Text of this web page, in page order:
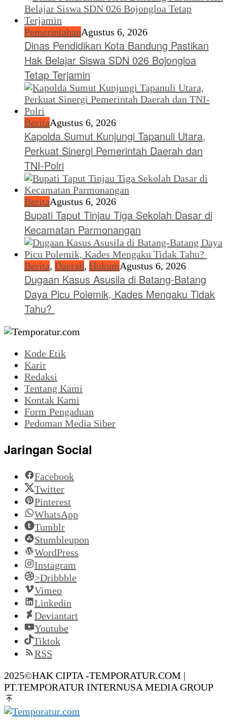
PemerintahanAgustus 6, 2026
Dinas Pendidikan Kota Bandung Pastikan
Hak Belajar Siswa SDN 026 Bojongloa
Tetap Terjamin
BeritaAgustus 6, 2026
Kapolda Sumut Kunjungi Tapanuli Utara,
Perkuat Sinergi Pemerintah Daerah dan
TNI-Polri
BeritaAgustus 6, 2026
Bupati Taput Tinjau Tiga Sekolah Dasar di
Kecamatan Parmonangan
Berita, Daerah, HukumAgustus 6, 2026
Dugaan Kasus Asusila di Batang-Batang
Daya Picu Polemik, Kades Mengaku Tidak
Tahu?
Kode Etik
Karir
Redaksi
Tentang Kami
Kontak Kami
Form Pengaduan
Pedoman Media Siber
Jaringan Social
Facebook
Twitter
Pinterest
WhatsApp
Tumblr
Stumbleupon
WordPress
Instagram
>Dribbble
Vimeo
Linkedin
Deviantart
Youtube
Tiktok
RSS
2025©HAK CIPTA -TEMPORATUR.COM |
PT.TEMPORATUR INTERNUSA MEDIA GROUP